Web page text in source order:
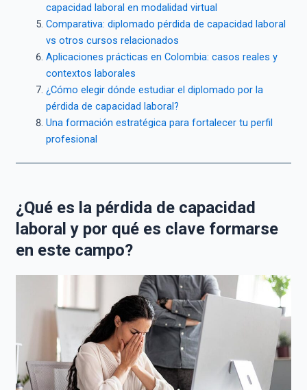
capacidad laboral en modalidad virtual
Comparativa: diplomado pérdida de capacidad laboral
vs otros cursos relacionados
Aplicaciones prácticas en Colombia: casos reales y
contextos laborales
¿Cómo elegir dónde estudiar el diplomado por la
pérdida de capacidad laboral?
Una formación estratégica para fortalecer tu perfil
profesional
¿Qué es la pérdida de capacidad
laboral y por qué es clave formarse
en este campo?